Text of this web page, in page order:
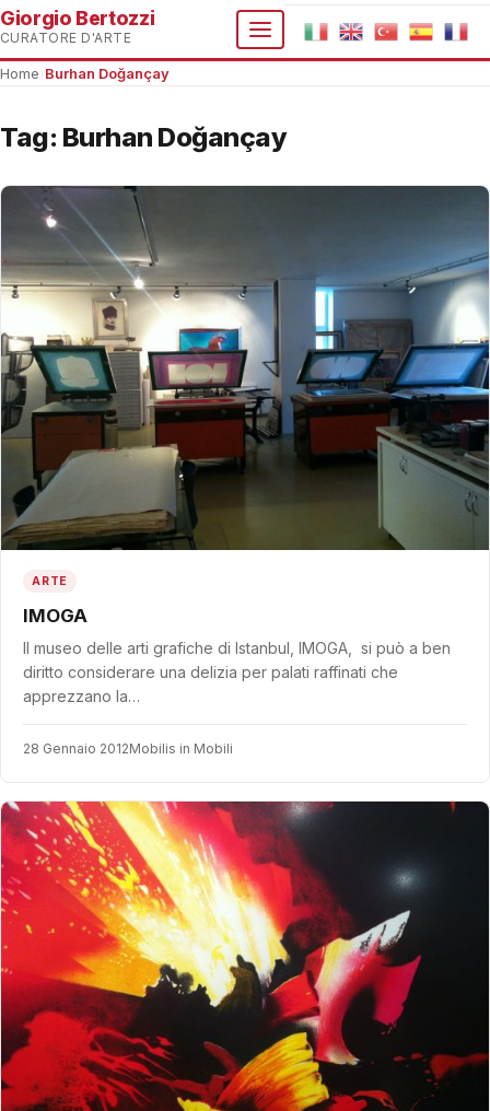
Giorgio Bertozzi
CURATORE D'ARTE
Home Burhan Doğançay
Tag: Burhan Doğançay
ARTE
IMOGA
Il museo delle arti grafiche di Istanbul, IMOGA, si può a ben
diritto considerare una delizia per palati raffinati che
apprezzano la…
28 Gennaio 2012Mobilis in Mobili